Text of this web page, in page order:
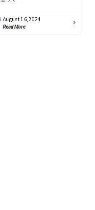
August 16,2024
Read More